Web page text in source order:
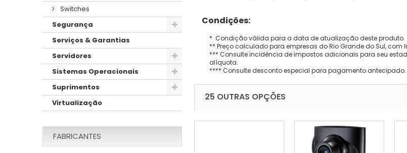
Switches
Segurança
Serviços & Garantias
Servidores
Sistemas Operacionais
Suprimentos
Virtualização
FABRICANTES
Condições:
* Condição válida para a data de atualização deste produto.
** Preço calculado para empresas do Rio Grande do Sul, com
*** Consulte incidência de impostos adicionais para seu
alíquota.
**** Consulte desconto especial para pagamento antecipado.
25 OUTRAS OPÇÕES